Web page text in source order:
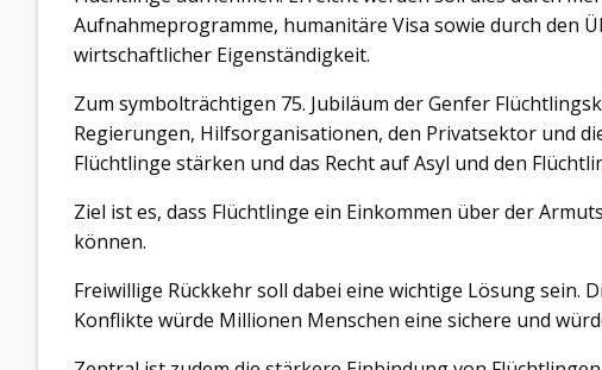
Aufnahmeprogramme, humanitäre Visa sowie durch den
wirtschaftlicher Eigenständigkeit.
Zum symbolträchtigen 75. Jubiläum der Genfer
Regierungen, Hilfsorganisationen, den Privatsektor und
Flüchtlinge stärken und das Recht auf Asyl und den
Ziel ist es, dass Flüchtlinge ein Einkommen über der
können.
Freiwillige Rückkehr soll dabei eine wichtige Lösung sein.
Konflikte würde Millionen Menschen eine sichere und